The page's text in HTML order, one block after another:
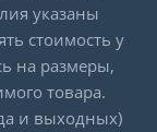
указаны
стоимость у
на размеры,
товара.
и выходных)